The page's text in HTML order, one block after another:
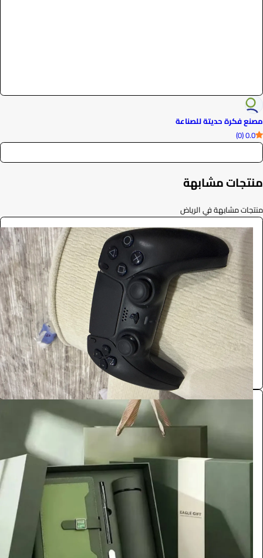
مصنع فكرة حديتة للصناعة
0.0 (0)
منتجات مشابهة
منتجات مشابهة في الرياض
يد سوني
اخرى
1.1
/ اليوم
الرياض
Haithm AlShrieef
0.0 (0)
هدايا دعائية مميزة للشركات
اخرى
203.5
ارت سبيس لتنظيم الفعاليات والمؤتمرات